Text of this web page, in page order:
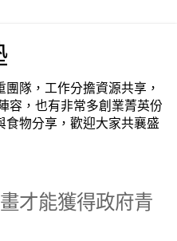
隊，工作分擔資源共享，
容，也有非常多創業菁英份
食物分享，歡迎大家共襄盛
才能獲得政府青